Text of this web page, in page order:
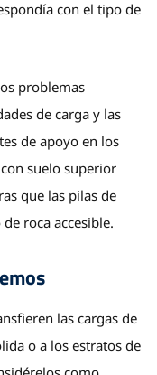
con el tipo de
problemas
de carga y las
de apoyo en los
suelo superior
que las pilas de
roca accesible.
las cargas de
o a los estratos de